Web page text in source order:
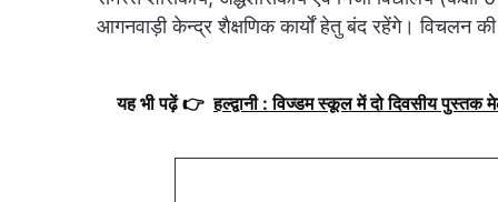
आगनवाड़ी केन्द्र शैक्षणिक कार्यों हेतु बंद रहेंगे। विचलन
यह भी पढ़ें 👉 हल्द्वानी : विज्डम स्कूल में दो दिवसीय पुस्तक